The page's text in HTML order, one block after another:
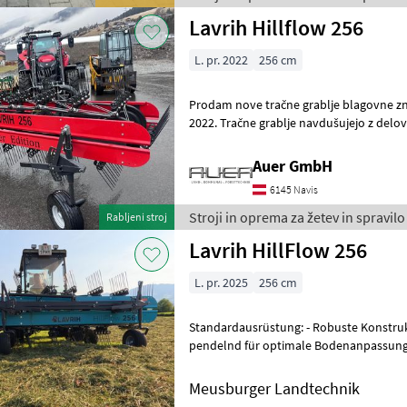
Rabljeni stroj
Lavrih Hillflow 256
L. pr. 2022 256 cm
Prodam nove tračne grablje blagovne znamke
2022. Tračne grablje navdušujejo z
Auer GmbH
6145 Navis
Stroji in oprema za žetev in
Lavrih HillFlow 256
L. pr. 2025 256 cm
Standardausrüstung: - Robuste
pendelnd für optimale
Meusburger Landtechnik